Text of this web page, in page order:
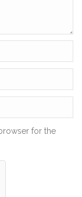
for the